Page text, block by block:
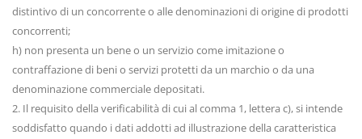
distintivo di un concorrente o alle denominazioni di origine di prodotti
concorrenti;
h) non presenta un bene o un servizio come imitazione o
contraffazione di beni o servizi protetti da un marchio o da una
denominazione commerciale depositati.
2. Il requisito della verificabilità di cui al comma 1, lettera c), si intende
soddisfatto quando i dati addotti ad illustrazione della caratteristica